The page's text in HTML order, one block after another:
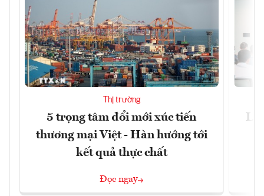
Thị trường
5 trọng tâm đổi mới xúc tiến
thương mại Việt - Hàn hướng tới
kết quả thực chất
Đọc ngay